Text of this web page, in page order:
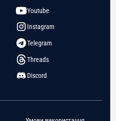
Youtube
Instagram
Telegram
Threads
Discord